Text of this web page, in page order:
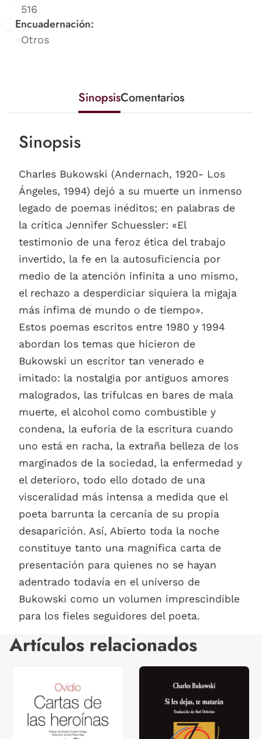
516
Encuadernación:
Otros
SinopsisComentarios
Sinopsis
Charles Bukowski (Andernach, 1920- Los
Ángeles, 1994) dejó a su muerte un inmenso
legado de poemas inéditos; en palabras de
la crítica Jennifer Schuessler: «El
testimonio de una feroz ética del trabajo
invertido, la fe en la autosuficiencia por
medio de la atención infinita a uno mismo,
el rechazo a desperdiciar siquiera la migaja
más ínfima de mundo o de tiempo».
Estos poemas escritos entre 1980 y 1994
abordan los temas que hicieron de
Bukowski un escritor tan venerado e
imitado: la nostalgia por antiguos amores
malogrados, las trifulcas en bares de mala
muerte, el alcohol como combustible y
condena, la euforia de la escritura cuando
uno está en racha, la extraña belleza de los
marginados de la sociedad, la enfermedad y
el deterioro, todo ello dotado de una
visceralidad más intensa a medida que el
poeta barrunta la cercanía de su propia
desaparición. Así, Abierto toda la noche
constituye tanto una magnífica carta de
presentación para quienes no se hayan
adentrado todavía en el universo de
Bukowski como un volumen imprescindible
para los fieles seguidores del poeta.
Artículos relacionados